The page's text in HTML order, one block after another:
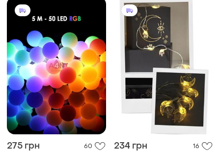
275 грн 60 234 грн 16